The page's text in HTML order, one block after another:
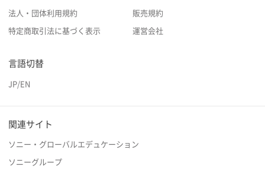
法人・団体利用規約 販売規約
特定商取引法に基づく表示 運営会社
言語切替
JP/EN
関連サイト
ソニー・グローバルエデュケーション
ソニーグループ